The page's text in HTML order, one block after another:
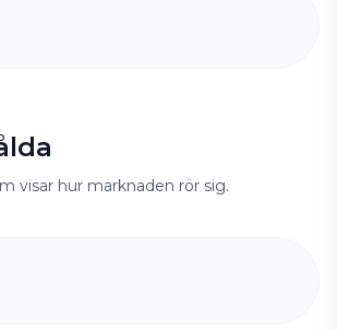
visar hur marknaden rör sig.